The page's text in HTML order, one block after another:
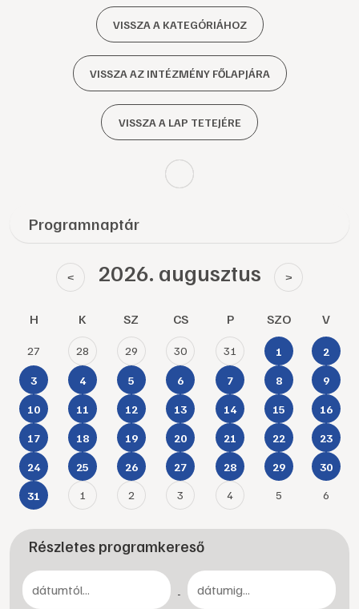
VISSZA A KATEGÓRIÁHOZ
VISSZA AZ INTÉZMÉNY FŐLAPJÁRA
VISSZA A LAP TETEJÉRE
Programnaptár
< 2026. augusztus >
H K SZ CS P SZO V
27 28 29 30 31 1 2
3 4 5 6 7 8 9
10 11 12 13 14 15 16
17 18 19 20 21 22 23
24 25 26 27 28 29 30
31 1 2 3 4 5 6
Részletes programkereső
-